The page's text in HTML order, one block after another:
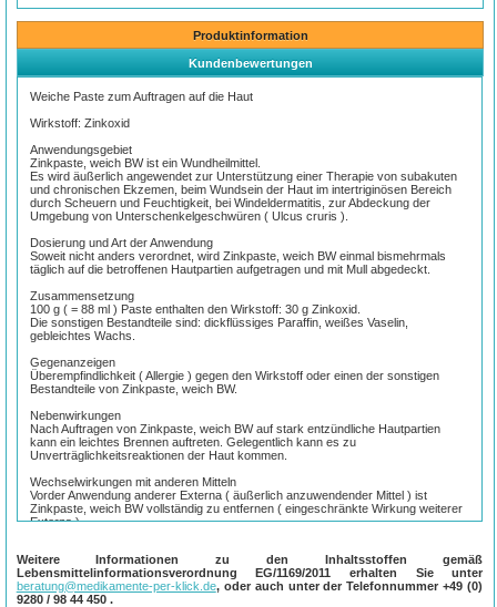
Produktinformation
Kundenbewertungen
Weiche Paste zum Auftragen auf die Haut
Wirkstoff: Zinkoxid
Anwendungsgebiet
Zinkpaste, weich BW ist ein Wundheilmittel.
Es wird äußerlich angewendet zur Unterstützung einer Therapie von subakuten
und chronischen Ekzemen, beim Wundsein der Haut im intertriginösen Bereich
durch Scheuern und Feuchtigkeit, bei Windeldermatitis, zur Abdeckung der
Umgebung von Unterschenkelgeschwüren ( Ulcus cruris ).
Dosierung und Art der Anwendung
Soweit nicht anders verordnet, wird Zinkpaste, weich BW einmal bismehrmals
täglich auf die betroffenen Hautpartien aufgetragen und mit Mull abgedeckt.
Zusammensetzung
100 g ( = 88 ml ) Paste enthalten den Wirkstoff: 30 g Zinkoxid.
Die sonstigen Bestandteile sind: dickflüssiges Paraffin, weißes Vaselin,
gebleichtes Wachs.
Gegenanzeigen
Überempfindlichkeit ( Allergie ) gegen den Wirkstoff oder einen der sonstigen
Bestandteile von Zinkpaste, weich BW.
Nebenwirkungen
Nach Auftragen von Zinkpaste, weich BW auf stark entzündliche Hautpartien
kann ein leichtes Brennen auftreten. Gelegentlich kann es zu
Unverträglichkeitsreaktionen der Haut kommen.
Wechselwirkungen mit anderen Mitteln
Vorder Anwendung anderer Externa ( äußerlich anzuwendender Mittel ) ist
Zinkpaste, weich BW vollständig zu entfernen ( eingeschränkte Wirkung weiterer
Externa ).
Weitere Informationen zu den Inhaltsstoffen gemäß
Lebensmittelinformationsverordnung EG/1169/2011 erhalten Sie unter
beratung@medikamente-per-klick.de, oder auch unter der Telefonnummer+49 (0)
9280 / 98 44 450 .